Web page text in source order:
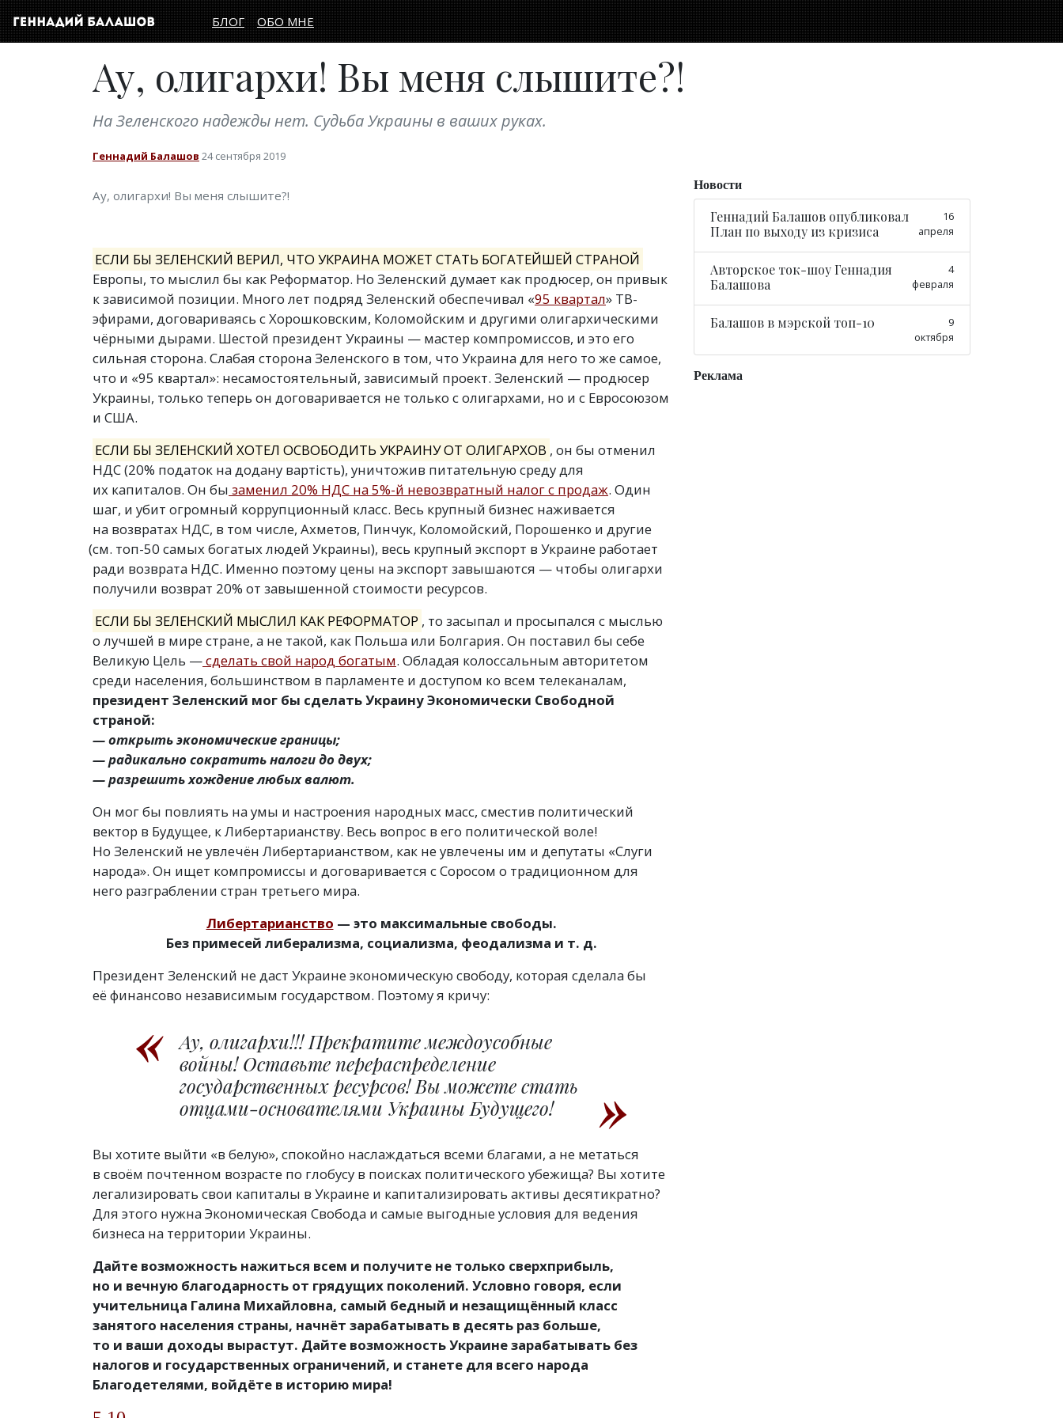
БЛОГ ОБО МНЕ
Ау, олигархи! Вы меня слышите?!
На Зеленского надежды нет. Судьба Украины в ваших руках.
Геннадий Балашов 24 сентября 2019
Ау, олигархи! Вы меня слышите?!
ЕСЛИ БЫ ЗЕЛЕНСКИЙ ВЕРИЛ, ЧТО УКРАИНА МОЖЕТ СТАТЬ БОГАТЕЙШЕЙ СТРАНОЙ
Европы, то мыслил бы как Реформатор. Но Зеленский думает как продюсер, он привык
к зависимой позиции. Много лет подряд Зеленский обеспечивал «95 квартал» ТВ-
эфирами, договариваясь с Хорошковским, Коломойским и другими олигархическими
чёрными дырами. Шестой президент Украины — мастер компромиссов, и это его
сильная сторона. Слабая сторона Зеленского в том, что Украина для него то же самое,
что и «95 квартал»: несамостоятельный, зависимый проект. Зеленский — продюсер
Украины, только теперь он договаривается не только с олигархами, но и с Евросоюзом
и США.
ЕСЛИ БЫ ЗЕЛЕНСКИЙ ХОТЕЛ ОСВОБОДИТЬ УКРАИНУ ОТ ОЛИГАРХОВ , он бы отменил
НДС(20% податок на додану вартість), уничтожив питательную среду для
их капиталов. Он бы заменил 20% НДС на 5%-й невозвратный налог с продаж. Один
шаг, и убит огромный коррупционный класс. Весь крупный бизнес наживается
на возвратах НДС, в том числе, Ахметов, Пинчук, Коломойский, Порошенко и другие
(см. топ-50 самых богатых людей Украины), весь крупный экспорт в Украине работает
ради возврата НДС. Именно поэтому цены на экспорт завышаются — чтобы олигархи
получили возврат 20% от завышенной стоимости ресурсов.
ЕСЛИ БЫ ЗЕЛЕНСКИЙ МЫСЛИЛ КАК РЕФОРМАТОР , то засыпал и просыпался с мыслью
о лучшей в мире стране, а не такой, как Польша или Болгария. Он поставил бы себе
Великую Цель —сделать свой народ богатым. Обладая колоссальным авторитетом
среди населения, большинством в парламенте и доступом ко всем телеканалам,
президент Зеленский мог бы сделать Украину Экономически Свободной
страной:
— открыть экономические границы;
— радикально сократить налоги до двух;
— разрешить хождение любых валют.
Он мог бы повлиять на умы и настроения народных масс, сместив политический
вектор в Будущее, к Либертарианству. Весь вопрос в его политической воле!
Но Зеленский не увлечён Либертарианством, как не увлечены им и депутаты «Слуги
народа». Он ищет компромиссы и договаривается с Соросом о традиционном для
него разграблении стран третьего мира.
Либертарианство — это максимальные свободы.
Без примесей либерализма, социализма, феодализма и т. д.
Президент Зеленский не даст Украине экономическую свободу, которая сделала бы
её финансово независимым государством. Поэтому я кричу:
Ау, олигархи!!! Прекратите междоусобные
войны! Оставьте перераспределение
государственных ресурсов! Вы можете стать
отцами-основателями Украины Будущего!
Вы хотите выйти «в белую», спокойно наслаждаться всеми благами, а не метаться
в своём почтенном возрасте по глобусу в поисках политического убежища? Вы хотите
легализировать свои капиталы в Украине и капитализировать активы десятикратно?
Для этого нужна Экономическая Свобода и самые выгодные условия для ведения
бизнеса на территории Украины.
Дайте возможность нажиться всем и получите не только сверхприбыль,
но и вечную благодарность от грядущих поколений. Условно говоря, если
учительница Галина Михайловна, самый бедный и незащищённый класс
занятого населения страны, начнёт зарабатывать в десять раз больше,
то и ваши доходы вырастут. Дайте возможность Украине зарабатывать без
налогов и государственных ограничений, и станете для всего народа
Благодетелями, войдёте в историю мира!
Новости
Геннадий Балашов опубликовал
План по выходу из кризиса
16
апреля
Авторское ток-шоу Геннадия
Балашова
4
февраля
Балашов в мэрской топ-10
9
октября
Реклама